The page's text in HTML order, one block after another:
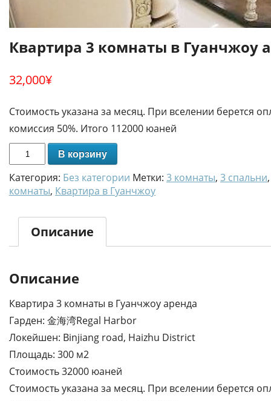
Квартира 3 комнаты в Гуанчжоу
32,000¥
Стоимость указана за месяц. При вселении берется
комиссия 50%. Итого 112000 юаней
В корзину
Категория: Без категории Метки: 3 комнаты, 3 спальни
комнаты, Квартира в Гуанчжоу
Описание
Описание
Квартира 3 комнаты в Гуанчжоу аренда
Гарден: 金海湾Regal Harbor
Локейшен: Binjiang road, Haizhu District
Площадь: 300 м2
Стоимость 32000 юаней
Стоимость указана за месяц. При вселении берется